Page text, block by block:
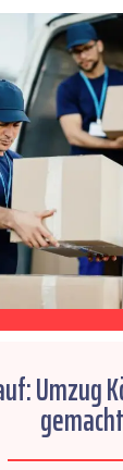
Umzug